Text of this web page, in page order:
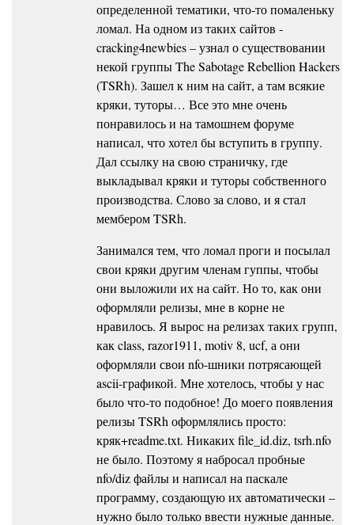
определенной тематики, что-то помаленьку
ломал. На одном из таких сайтов -
cracking4newbies – узнал о существовании
некой группы The Sabotage Rebellion Hackers
(TSRh). Зашел к ним на сайт, а там всякие
кряки, туторы… Все это мне очень
понравилось и на тамошнем форуме
написал, что хотел бы вступить в группу.
Дал ссылку на свою страничку, где
выкладывал кряки и туторы собственного
производства. Слово за слово, и я стал
мембером TSRh.
Занимался тем, что ломал проги и посылал
свои кряки другим членам гуппы, чтобы
они выложили их на сайт. Но то, как они
оформляли релизы, мне в корне не
нравилось. Я вырос на релизах таких групп,
как class, razor1911, motiv 8, ucf, а они
оформляли свои nfo-шники потрясающей
ascii-графикой. Мне хотелось, чтобы у нас
было что-то подобное! До моего появления
релизы TSRh оформлялись просто:
кряк+readme.txt. Никаких file_id.diz, tsrh.nfo
не было. Поэтому я набросал пробные
nfo/diz файлы и написал на паскале
программу, создающую их автоматически –
нужно было только ввести нужные данные.